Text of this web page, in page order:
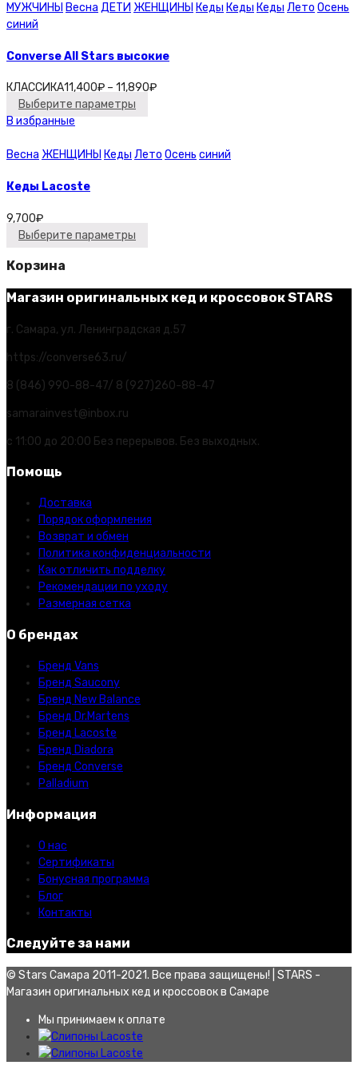
МУЖЧИНЫ Весна ДЕТИ ЖЕНЩИНЫ Кеды Кеды Кеды Лето Осень
синий
Converse All Stars высокие
КЛАССИКА11,400₽ – 11,890₽
Выберите параметры
В избранные
Весна ЖЕНЩИНЫ Кеды Лето Осень синий
Кеды Lacoste
9,700₽
Выберите параметры
Корзина
Магазин оригинальных кед и кроссовок STARS
г. Самара, ул. Ленинградская д.57
https://converse63.ru/
8 (846) 990-88-47/ 8 (927)260-88-47
samarainvest@inbox.ru
с 11:00 до 20:00 Без перерывов. Без выходных.
Помощь
Доставка
Порядок оформления
Возврат и обмен
Политика конфиденциальности
Как отличить подделку
Рекомендации по уходу
Размерная сетка
О брендах
Бренд Vans
Бренд Saucony
Бренд New Balance
Бренд Dr.Martens
Бренд Lacoste
Бренд Diadora
Бренд Converse
Palladium
Информация
О нас
Сертификаты
Бонусная программа
Блог
Контакты
Следуйте за нами
© Stars Самара 2011-2021. Все права защищены! | STARS -
Магазин оригинальных кед и кроссовок в Самаре
Мы принимаем к оплате